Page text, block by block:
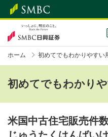
ホーム 初めてでもわかりやすい
初めてでもわかり
米国中古住宅販売件